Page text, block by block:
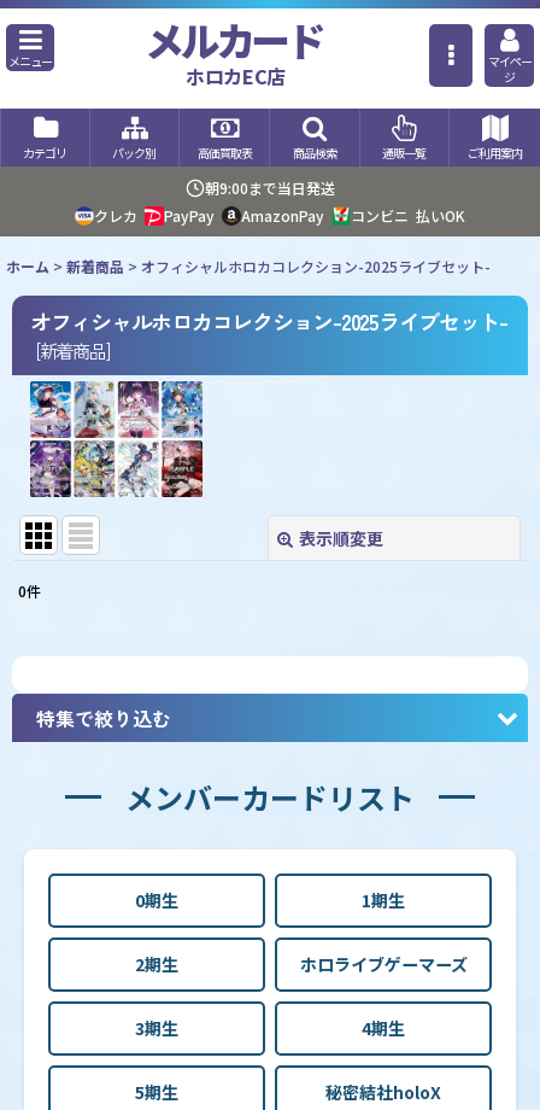
メニュー メルカード
ホロカEC店
マイペー
ジ
カテゴリ パック別 高価買取表 商品検索 通販一覧 ご利用案内
朝9:00まで当日発送
クレカ
PayPay AmazonPay コンビニ 払いOK
ホーム > 新着商品 > オフィシャルホロカコレクション-2025ライブセット-
オフィシャルホロカコレクション-2025ライブセット-
[新着商品]
表示順変更
表示数
絞り込む
0件
特集で絞り込む
【hBP07】ブースターパック「ディーヴァフィーバ
【hBP06】ブースターパック「アヤカシヴァーミリオ
ン」
メンバーカードリスト
0期生 1期生
2期生 ホロライブゲーマーズ
3期生 4期生
5期生 秘密結社holoX